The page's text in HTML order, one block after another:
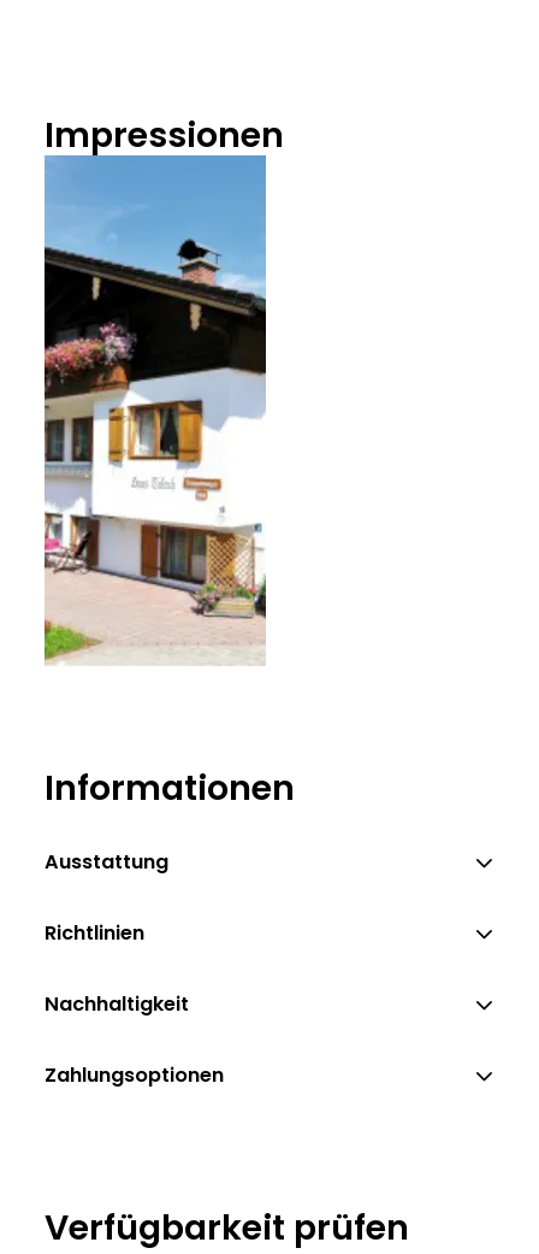
Impressionen
Informationen
Ausstattung
Richtlinien
Nachhaltigkeit
Zahlungsoptionen
Verfügbarkeit prüfen